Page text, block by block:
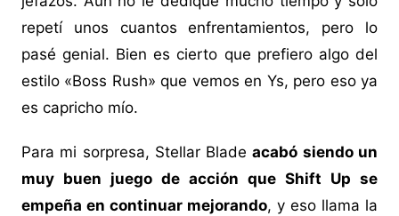
repetí unos cuantos enfrentamientos, pero lo
pasé genial. Bien es cierto que prefiero algo del
estilo «Boss Rush» que vemos en Ys, pero eso ya
es capricho mío.
Para mi sorpresa, Stellar Bladeacabó siendo un
muy buen juego de acción que Shift Up se
empeña en continuar mejorando, y eso llama la